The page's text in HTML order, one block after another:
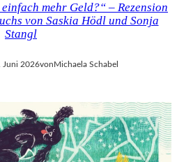
mehr Geld?“ – Rezension
von Saskia Hödl und Sonja
Stangl
Juni 2026von Michaela Schabel